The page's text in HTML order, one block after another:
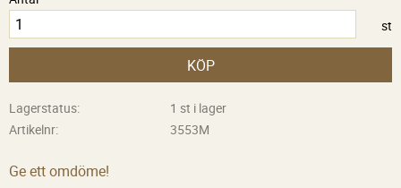
st
KÖP
Lagerstatus
1 st i lager
Artikelnr
3553M
Ge ett omdöme!